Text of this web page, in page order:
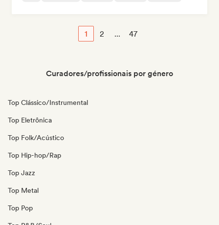
1 2 ... 47
Curadores/profissionais por género
Top Clássico/Instrumental
Top Eletrônica
Top Folk/Acústico
Top Hip-hop/Rap
Top Jazz
Top Metal
Top Pop